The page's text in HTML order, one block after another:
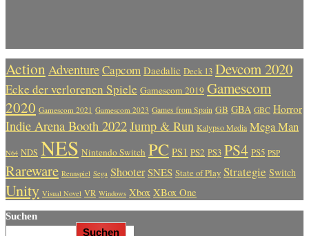
Action AdventureCapcom Daedalic Deck 13 Devcom 2020
Ecke der verlorenen Spiele Gamescom 2019 Gamescom
2020 Gamescom 2021 Gamescom 2023 Games from Spain GB GBA GBC Horror
Indie Arena Booth 2022Jump & Run Kalypso Media Mega Man
N64 NDS NES Nintendo Switch PC PS1 PS2 PS3 PS4 PS5 PSP
Rareware Rennspiel Sega Shooter SNES State of Play Strategie Switch
Unity Visual Novel VR Windows Xbox XBox One
Suchen
Suchen